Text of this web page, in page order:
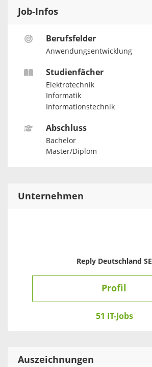
Job-Infos
Berufsfelder
Anwendungsentwicklung
Studienfächer
Elektrotechnik
Informatik
Informationstechnik
Abschluss
Bachelor
Master/Diplom
Unternehmen
Reply Deutschland SE
Profil
51 IT-Jobs
Auszeichnungen